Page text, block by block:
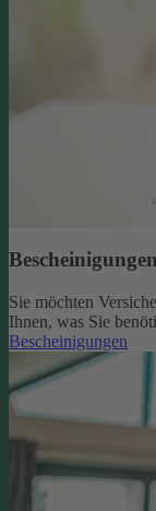
Sie möchten
Ihnen, was Sie
Bescheinigungen